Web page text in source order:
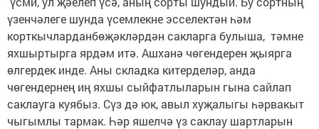
үзенчәлеге шунда үсемлекне эсселектән һәм
корткычларданбөҗәкләрдән сакларга булыша, тәмне
яхшыртырга ярдәм итә. Ашханә чөгендерен җыярга
өлгердек инде. Аны складка китерделәр, анда
чөгендернең иң яхшы сыйфатлыларын гына сайлап
саклауга куябыз. Сүз дә юк, авыл хуҗалыгы һәрвакыт
чыгымлы тармак. Һәр яшелчә үз саклау шартларын